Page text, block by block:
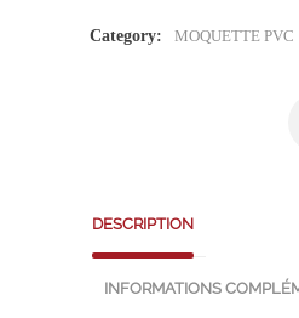
Category: MOQUETTE PVC
DESCRIPTION
INFORMATIONS